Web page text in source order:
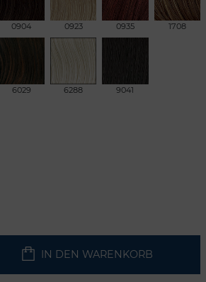
0904 0923 0935 1708
6029 6288 9041
IN DEN WARENKORB